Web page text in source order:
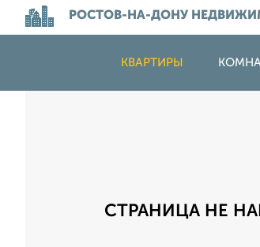
РОСТОВ-НА-ДОНУ
КВАРТИРЫ
СТРАНИЦА НЕ